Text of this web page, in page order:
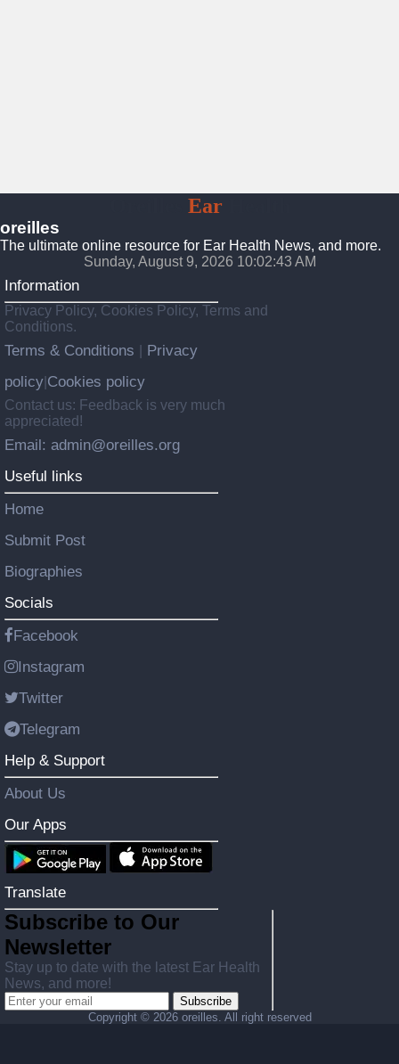
Ear
oreilles
The ultimate online resource for Ear Health News, and more.
Sunday, August 9, 2026 10:02:45 AM
Information
Privacy Policy, Cookies Policy, Terms and
Conditions.
Terms & Conditions
Privacy
policy Cookies policy
Contact us: Feedback is very much
appreciated!
Email: admin@oreilles.org
Useful links
Home
Submit Post
Biographies
Socials
Facebook
Instagram
Twitter
Telegram
Help & Support
About Us
Our Apps
Translate
Subscribe to Our
Newsletter
Stay up to date with the latest Ear Health
News, and more!
Subscribe
Copyright © 2026 oreilles. All right reserved